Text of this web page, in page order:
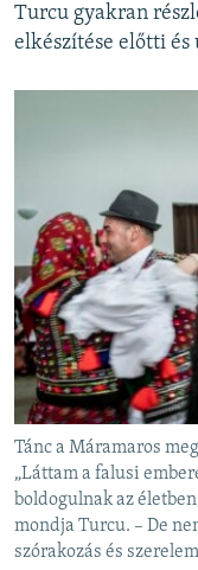
Turcu gyakran
elkészítése előtti
Tánc a Máramaros
„Láttam a falusi
boldogulnak az
mondja Turcu. – De
szórakozás és